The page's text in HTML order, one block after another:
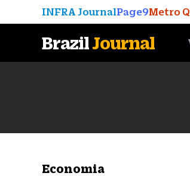
INFRA JournalPage9Metro
BrazilJournal
Economia